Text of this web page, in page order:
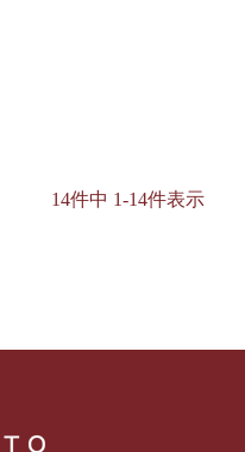
14件中 1-14件表示